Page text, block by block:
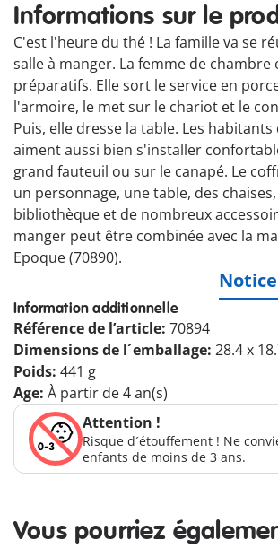
Informations sur le
C'est l'heure du thé ! La famille va se
salle à manger. La femme de chambre
préparatifs. Elle sort le service en
l'armoire, le met sur le chariot et le
Puis, elle dresse la table. Les
aiment aussi bien s'installer
grand fauteuil ou sur le canapé. Le
un personnage, une table, des
bibliothèque et de nombreux
manger peut être combinée avec la
Epoque (70890).
Information additionnelle
Référence de l’article: 70894
Dimensions de l´emballage: 28.4 x
Poids: 441 g
Age: À partir de 4 an(s)
Attention !
Risque d´étouffement ! Ne
enfants de moins de 3 ans.
Vous pourriez